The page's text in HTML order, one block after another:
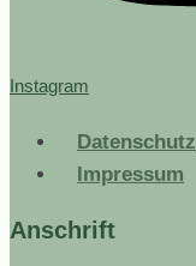
Instagram
Datenschutz
Impressum
Anschrift